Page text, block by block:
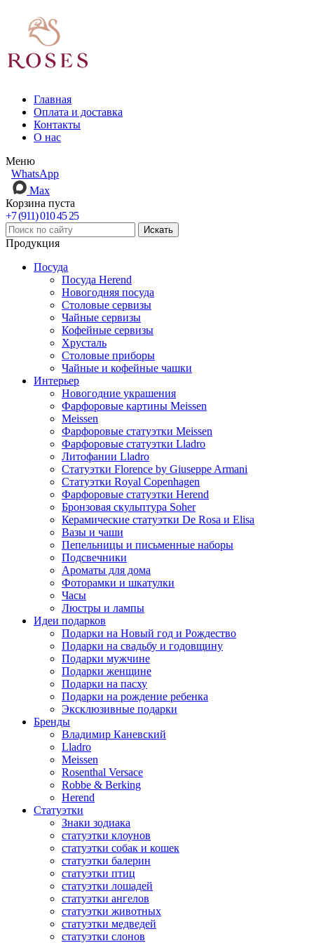
Главная
Оплата и доставка
Контакты
О нас
Меню
WhatsApp
Max
Корзина пуста
+7 (911) 010 45 25
Продукция
Посуда
Посуда Herend
Новогодняя посуда
Столовые сервизы
Чайные сервизы
Кофейные сервизы
Хрусталь
Столовые приборы
Чайные и кофейные чашки
Интерьер
Новогодние украшения
Фарфоровые картины Meissen
Meissen
Фарфоровые статуэтки Meissen
Фарфоровые статуэтки Lladro
Литофании Lladro
Статуэтки Florence by Giuseppe Armani
Статуэтки Royal Copenhagen
Фарфоровые статуэтки Herend
Бронзовая скульптура Soher
Керамические статуэтки De Rosa и Elisa
Вазы и чаши
Пепельницы и письменные наборы
Подсвечники
Ароматы для дома
Фоторамки и шкатулки
Часы
Люстры и лампы
Идеи подарков
Подарки на Новый год и Рождество
Подарки на свадьбу и годовщину
Подарки мужчине
Подарки женщине
Подарки на пасху
Подарки на рождение ребенка
Эксклюзивные подарки
Бренды
Владимир Каневский
Lladro
Meissen
Rosenthal Versace
Robbe & Berking
Herend
Статуэтки
Знаки зодиака
статуэтки клоунов
статуэтки собак и кошек
статуэтки балерин
статуэтки птиц
статуэтки лошадей
статуэтки ангелов
статуэтки животных
статуэтки медведей
статуэтки слонов